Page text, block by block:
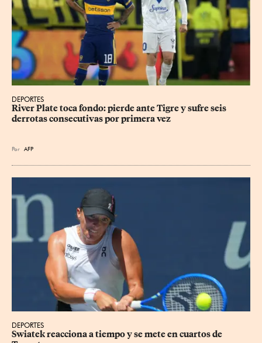
DEPORTES
River Plate toca fondo: pierde ante Tigre y sufre seis
derrotas consecutivas por primera vez
Por AFP
DEPORTES
Swiatek reacciona a tiempo y se mete en cuartos de